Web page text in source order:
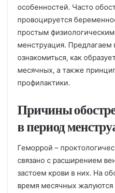
особенностей. Часто
провоцируется
простым
менструация. Предлагаем
ознакомиться, как
месячных, а также
профилактики.
Причины
в период
Геморрой –
связано с расширением
застоем крови в них. На
время месячных